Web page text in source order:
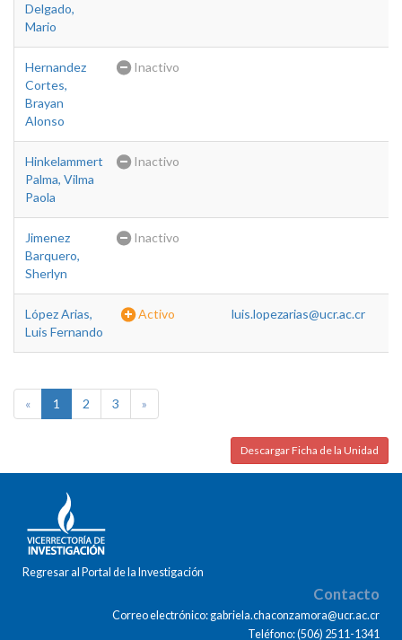
Delgado,
Mario
Hernandez
Cortes,
Brayan
Alonso
Inactivo
Hinkelammert
Palma, Vilma
Paola
Inactivo
Jimenez
Barquero,
Sherlyn
Inactivo
López Arias,
Luis Fernando
Activo luis.lopezarias@ucr.ac.cr
« 1 2 3 »
Descargar Ficha de la Unidad
Regresar al Portal de la Investigación
Contacto
Correo electrónico: gabriela.chaconzamora@ucr.ac.cr
Teléfono: (506) 2511-1341